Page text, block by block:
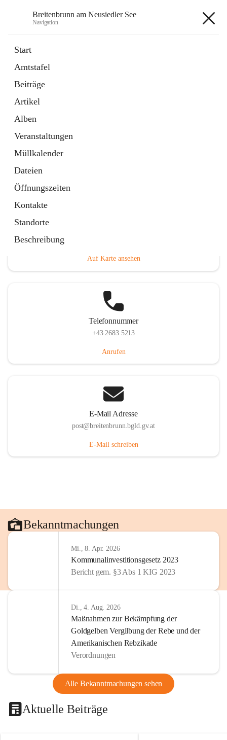
Breitenbrunn am Neusiedler See
Navigation
Start
Amtstafel
Beiträge
Artikel
Alben
Veranstaltungen
Müllkalender
Dateien
Öffnungszeiten
Kontakte
Standorte
Beschreibung
18 Schnellzugriffe
Gemeindeservice
Auf Karte ansehen
Telefonnummer
+43 2683 5213
Anrufen
E-Mail Adresse
post@breitenbrunn.bgld.gv.at
E-Mail schreiben
Bekanntmachungen
Mi., 8. Apr. 2026
Kommunalinvestitionsgesetz 2023
Bericht gem. §3 Abs 1 KIG 2023
Di., 4. Aug. 2026
Maßnahmen zur Bekämpfung der
Goldgelben Vergilbung der Rebe und der
Amerikanischen Rebzikade
Verordnungen
Alle Bekanntmachungen sehen
Aktuelle Beiträge